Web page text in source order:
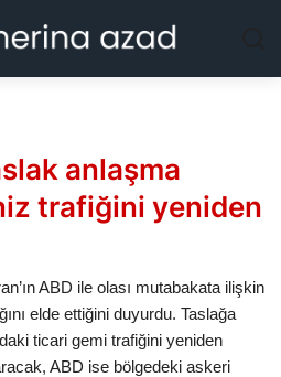
anlaşma
trafiğini yeniden
ABD ile olası mutabakata ilişkin
elde ettiğini duyurdu. Taslağa
ticari gemi trafiğini yeniden
ABD ise bölgedeki askeri